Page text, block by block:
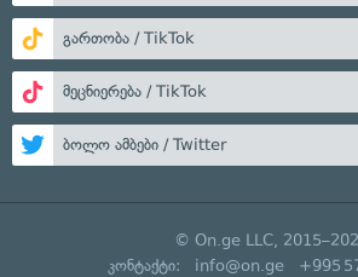
გართობა / TikTok
მეცნიერება / TikTok
ბოლო ამბები / Twitter
© On.ge LLC,
კონტაქტი: info@on.ge +995